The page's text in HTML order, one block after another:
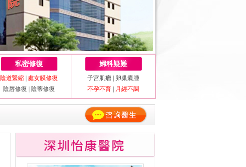
私密修復
陰道緊縮
處女膜修復
陰唇修復
陰蒂修復
婦科疑難
子宮肌瘤
卵巢囊腫
不孕不育
月經不調